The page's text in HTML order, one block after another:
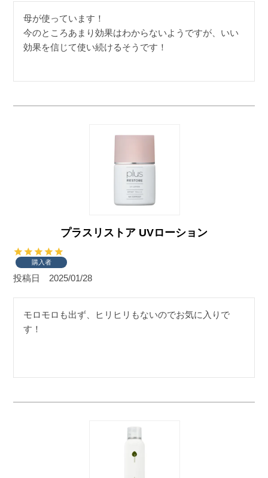
母が使っています！
今のところあまり効果はわからないようですが、いい
効果を信じて使い続けるそうです！
プラスリストア UVローション
購入者
投稿日 2025/01/28
モロモロも出ず、ヒリヒリもないのでお気に入りで
す！